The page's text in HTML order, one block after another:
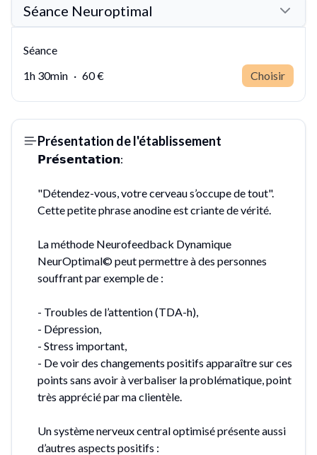
Séance Neuroptimal
Séance
1h 30min · 60 € Choisir
Présentation de l'établissement
𝗣𝗿𝗲́𝘀𝗲𝗻𝘁𝗮𝘁𝗶𝗼𝗻:
"Détendez-vous, votre cerveau s’occupe de tout".
Cette petite phrase anodine est criante de vérité.
La méthode Neurofeedback Dynamique
NeurOptimal© peut permettre à des personnes
souffrant par exemple de :
- Troubles de l’attention (TDA-h),
- Dépression,
- Stress important,
- De voir des changements positifs apparaître sur ces
points sans avoir à verbaliser la problématique, point
très apprécié par ma clientèle.
Un système nerveux central optimisé présente aussi
d’autres aspects positifs :